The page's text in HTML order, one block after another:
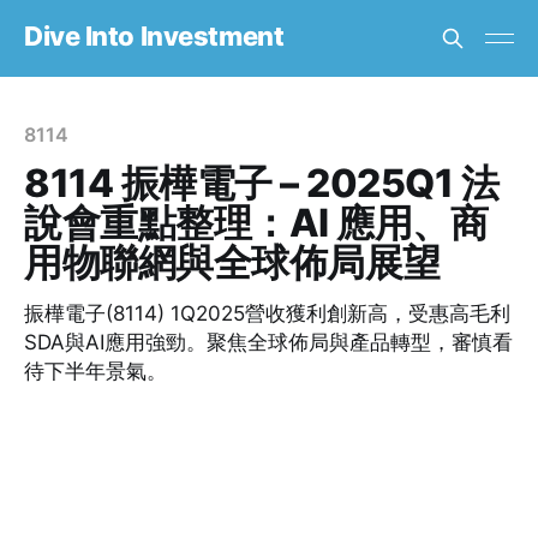
Dive Into Investment
8114
8114 振樺電子 – 2025Q1 法
說會重點整理：AI 應用、商
用物聯網與全球佈局展望
振樺電子(8114) 1Q2025營收獲利創新高，受惠高毛利
SDA與AI應用強勁。聚焦全球佈局與產品轉型，審慎看
待下半年景氣。